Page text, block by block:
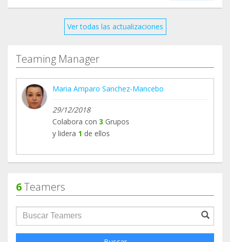
Ver todas las actualizaciones
Teaming Manager
Maria Amparo Sanchez-Mancebo
29/12/2018
Colabora con 3 Grupos
y lidera 1 de ellos
6Teamers
groupProfile.searchForm.search.text???